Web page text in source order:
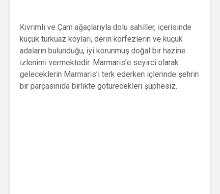
Kıvrımlı ve Çam ağaçlarıyla dolu sahiller, içerisinde
küçük turkuaz koyları, derin körfezlerin ve küçük
adaların bulunduğu, iyi korunmuş doğal bir hazine
izlenimi vermektedir. Marmaris’e seyirci olarak
geleceklerin Marmaris’i terk ederken içlerinde şehrin
bir parçasınıda birlikte götürecekleri şüphesiz.